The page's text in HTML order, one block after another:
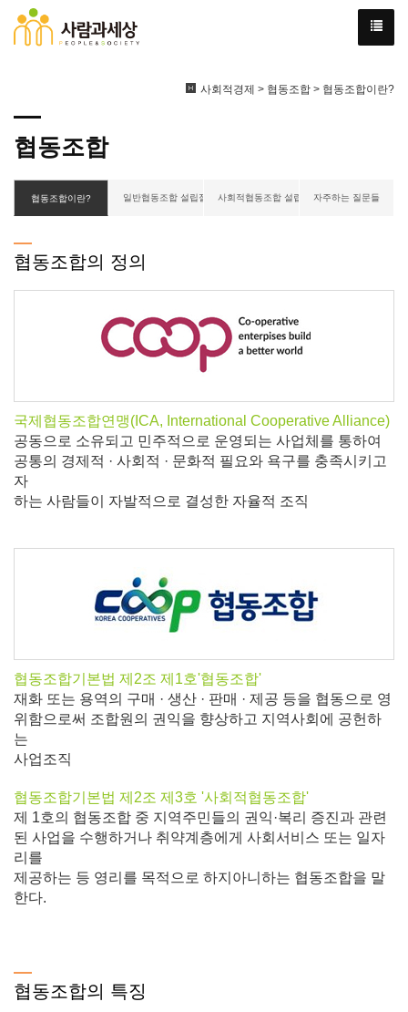
사회적경제 > 협동조합 > 협동조합이란?
협동조합
협동조합이란? 일반협동조합 설립절차 사회적협동조합 설립절차자주하는 질문들
협동조합의 정의
국제협동조합연맹(ICA, International Cooperative Alliance)
공동으로 소유되고 민주적으로 운영되는 사업체를 통하여
공통의 경제적 · 사회적 · 문화적 필요와 욕구를 충족시키고
자
하는 사람들이 자발적으로 결성한 자율적 조직
협동조합기본법 제2조 제1호'협동조합'
재화 또는 용역의 구매 · 생산 · 판매 · 제공 등을 협동으로 영
위함으로써 조합원의 권익을 향상하고 지역사회에 공헌하
는
사업조직
협동조합기본법 제2조 제3호 '사회적협동조합'
제 1호의 협동조합 중 지역주민들의 권익·복리 증진과 관련
된 사업을 수행하거나 취약계층에게 사회서비스 또는 일자
리를
제공하는 등 영리를 목적으로 하지아니하는 협동조합을 말
한다.
협동조합의 특징